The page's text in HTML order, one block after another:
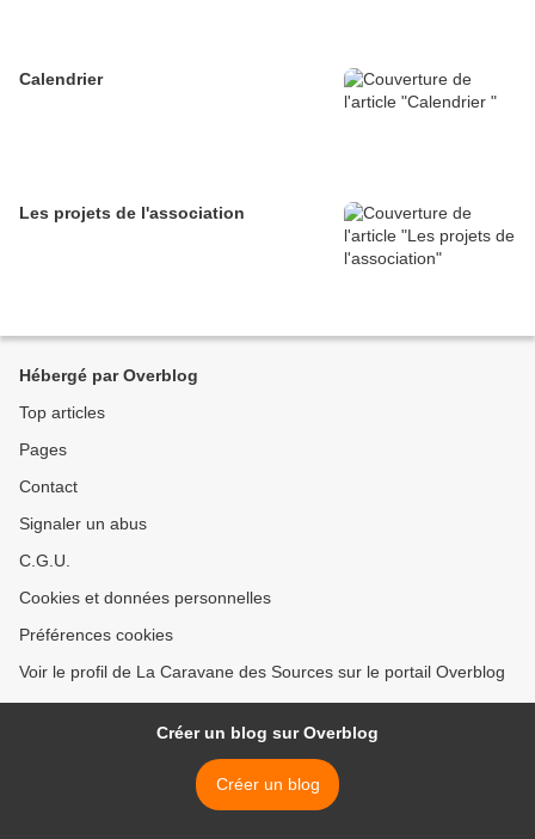
Calendrier
Les projets de l'association
Hébergé par Overblog
Top articles
Pages
Contact
Signaler un abus
C.G.U.
Cookies et données personnelles
Préférences cookies
Voir le profil de La Caravane des Sources sur le portail Overblog
Créer un blog sur Overblog
Créer un blog